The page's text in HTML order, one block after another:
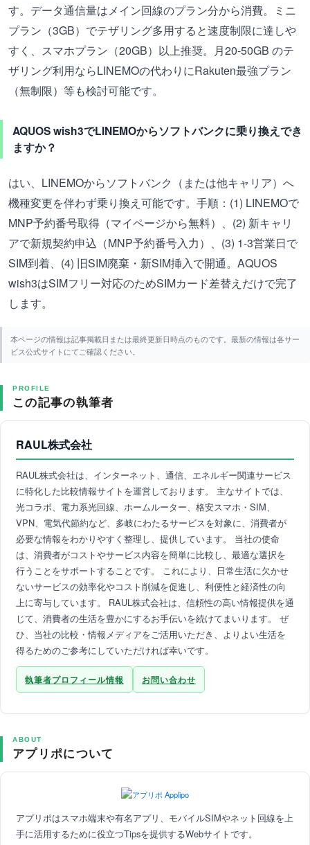
す。データ通信量はメイン回線のプラン分から消費。ミニ
プラン（3GB）でテザリング多用すると速度制限に達しや
すく、スマホプラン（20GB）以上推奨。月20-50GB のテ
ザリング利用ならLINEMOの代わりにRakuten最強プラン
（無制限）等も検討可能です。
AQUOS wish3でLINEMOからソフトバンクに乗り換えでき
ますか？
はい、LINEMOからソフトバンク（または他キャリア）へ
機種変更を伴わず乗り換え可能です。手順：(1) LINEMOで
MNP予約番号取得（マイページから無料）、(2) 新キャリ
アで新規契約申込（MNP予約番号入力）、(3) 1-3営業日で
SIM到着、(4) 旧SIM廃棄・新SIM挿入で開通。AQUOS
wish3はSIMフリー対応のためSIMカード差替えだけで完了
します。
本ページの情報は記事掲載日または最終更新日時点のものです。最新の情報は各サー
ビス公式サイトにてご確認ください。
PROFILE
この記事の執筆者
RAUL株式会社
RAUL株式会社は、インターネット、通信、エネルギー関連サービス
に特化した比較情報サイトを運営しております。 主なサイトでは、
光コラボ、電力系光回線、ホームルーター、格安スマホ・SIM、
VPN、電気代節約など、多岐にわたるサービスを対象に、消費者が
必要な情報をわかりやすく整理し、提供しています。 当社の使命
は、消費者がコストやサービス内容を簡単に比較し、最適な選択を
行うことをサポートすることです。 これにより、日常生活に欠かせ
ないサービスの効率化やコスト削減を促進し、利便性と経済性の向
上に寄与しています。 RAUL株式会社は、信頼性の高い情報提供を通
じて、消費者の生活を豊かにするお手伝いを続けてまいります。 ぜ
ひ、当社の比較・情報メディアをご活用いただき、よりよい生活を
得るためのご参考にしていただければ幸いです。
執筆者プロフィール情報 お問い合わせ
ABOUT
アプリポについて
アプリポはスマホ端末や有名アプリ、モバイルSIMやネット回線を上
手に活用するために役立つTipsを提供するWebサイトです。